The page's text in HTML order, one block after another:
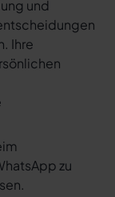
und
Ihre
zu